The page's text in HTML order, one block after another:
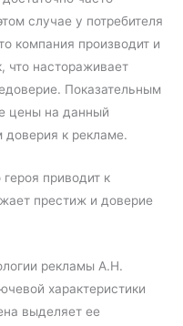
случае у потребителя
компания производит и
что настораживает
Показательным
цены на данный
доверия к рекламе.
приводит к
престиж и доверие
рекламы А.Н.
характеристики
выделяет ее